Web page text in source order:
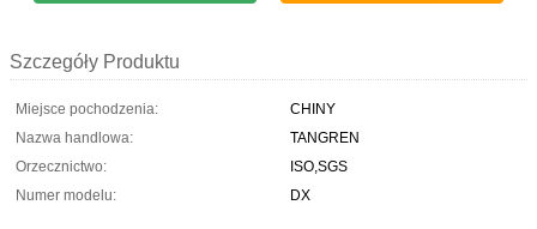
Szczegóły Produktu
Miejsce pochodzenia:
CHINY
Nazwa handlowa:
TANGREN
Orzecznictwo:
ISO,SGS
Numer modelu:
DX